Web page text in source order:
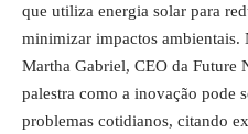
que utiliza energia solar para
minimizar impactos ambientais.
Martha Gabriel, CEO da Future
palestra como a inovação pode
problemas cotidianos, citando